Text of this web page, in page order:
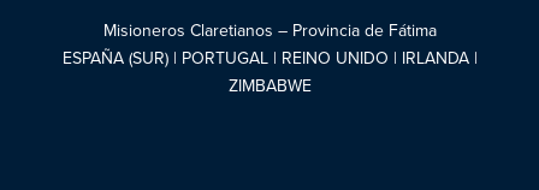
Misioneros Claretianos – Provincia de Fátima
ESPAÑA (SUR) | PORTUGAL | REINO UNIDO | IRLANDA |
ZIMBABWE